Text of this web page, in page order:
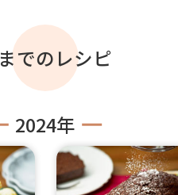
でのレシピ
2024年